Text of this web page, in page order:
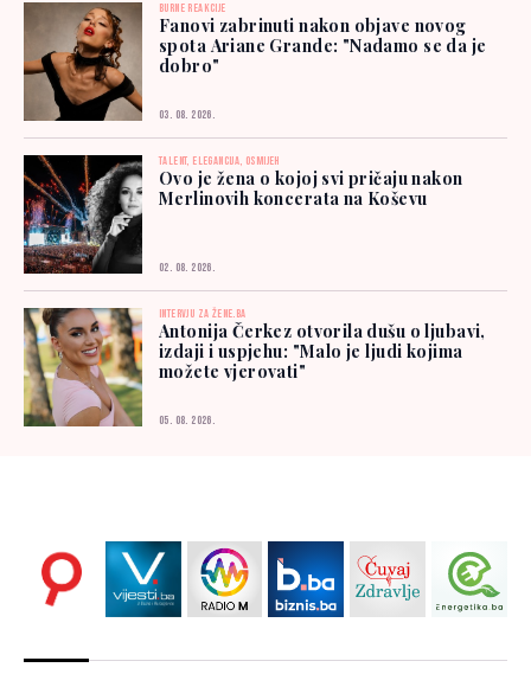
BURNE REAKCIJE
Fanovi zabrinuti nakon objave novog
spota Ariane Grande: "Nadamo se da je
dobro"
03. 08. 2026.
TALENT, ELEGANCIJA, OSMIJEH
Ovo je žena o kojoj svi pričaju nakon
Merlinovih koncerata na Koševu
02. 08. 2026.
INTERVJU ZA ŽENE.BA
Antonija Čerkez otvorila dušu o ljubavi,
izdaji i uspjehu: "Malo je ljudi kojima
možete vjerovati"
05. 08. 2026.